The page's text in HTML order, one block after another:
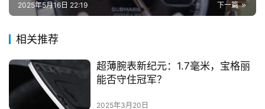
下一篇
2025年5月16日 22:19
相关推荐
超薄腕表新纪元：1.7毫米，宝格丽
能否守住冠军？
2025年3月20日